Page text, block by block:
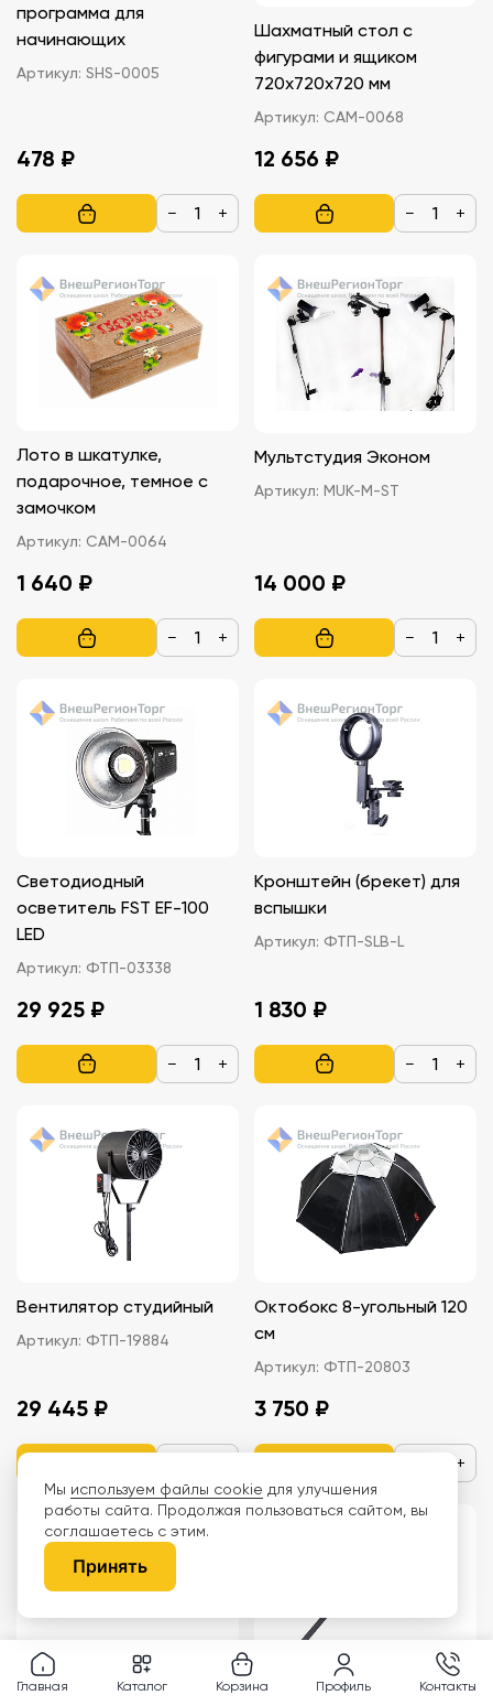
программа для
начинающих
Артикул: SHS-0005
478 ₽
− +
Шахматный стол с
фигурами и ящиком
720х720х720 мм
Артикул: САМ-0068
12 656 ₽
− +
Лото в шкатулке,
подарочное, темное с
замочком
Артикул: САМ-0064
1 640 ₽
− +
Мультстудия Эконом
Артикул: MUK-M-ST
14 000 ₽
− +
Светодиодный
осветитель FST EF-100
LED
Артикул: ФТП-03338
29 925 ₽
− +
Кронштейн (брекет) для
вспышки
Артикул: ФТП-SLB-L
1 830 ₽
− +
Вентилятор студийный
Артикул: ФТП-19884
29 445 ₽
Октобокс 8-угольный 120
см
Артикул: ФТП-20803
3 750 ₽
+
Главная Каталог Корзина Профиль Контакты
Мы используем файлы cookie для улучшения
работы сайта. Продолжая пользоваться сайтом, вы
соглашаетесь с этим.
Принять